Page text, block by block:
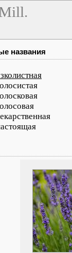
названия